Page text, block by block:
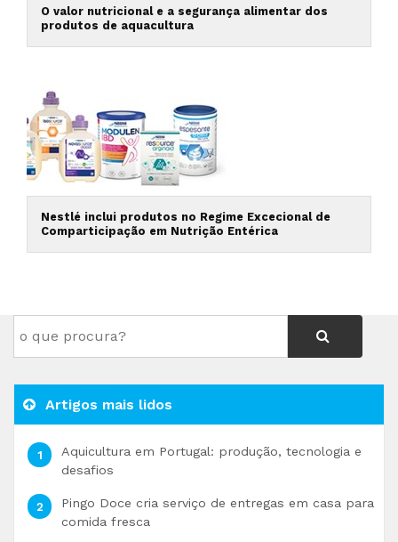
O valor nutricional e a segurança alimentar dos
produtos de aquacultura
Nestlé inclui produtos no Regime Excecional de
Comparticipação em Nutrição Entérica
Artigos mais lidos
Aquicultura em Portugal: produção, tecnologia e
desafios
Pingo Doce cria serviço de entregas em casa para
comida fresca